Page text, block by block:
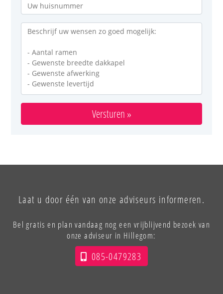
Versturen »
Laat u door één van onze adviseurs informeren.
Bel gratis en plan vandaag nog een vrijblijvend bezoek van
onze adviseur in Hillegom:
085-0479283